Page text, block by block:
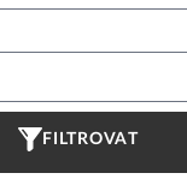
FILTROVAT